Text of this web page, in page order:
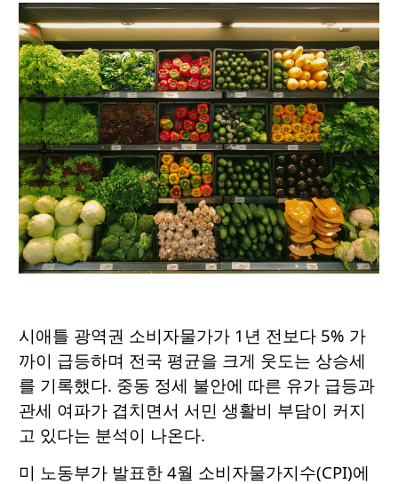
시애틀 광역권 소비자물가가 1년 전보다 5% 가
까이 급등하며 전국 평균을 크게 웃도는 상승세
를 기록했다. 중동 정세 불안에 따른 유가 급등과
관세 여파가 겹치면서 서민 생활비 부담이 커지
고 있다는 분석이 나온다.
미 노동부가 발표한 4월 소비자물가지수(CPI)에